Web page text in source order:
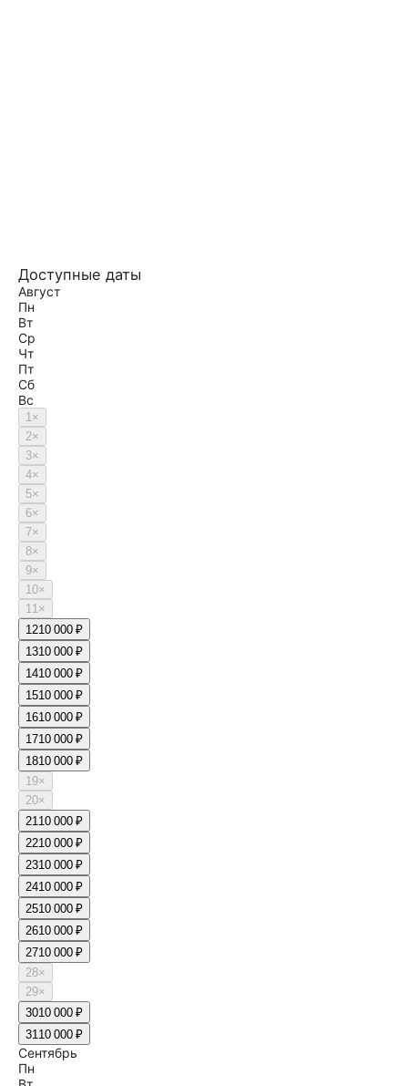
Доступные даты
Август
Пн
Вт
Ср
Чт
Пт
Сб
Вс
1×
2×
3×
4×
5×
6×
7×
8×
9×
10×
11×
1210 000 ₽
1310 000 ₽
1410 000 ₽
1510 000 ₽
1610 000 ₽
1710 000 ₽
1810 000 ₽
19×
20×
2110 000 ₽
2210 000 ₽
2310 000 ₽
2410 000 ₽
2510 000 ₽
2610 000 ₽
2710 000 ₽
28×
29×
3010 000 ₽
3110 000 ₽
Сентябрь
Пн